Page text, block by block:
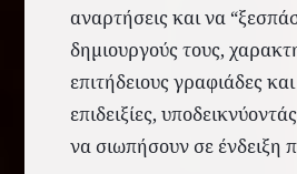
αναρτήσεις και να
δημιουργούς τους,
επιτήδειους γραφιάδες
επιδειξίες,
να σιωπήσουν σε ένδειξη